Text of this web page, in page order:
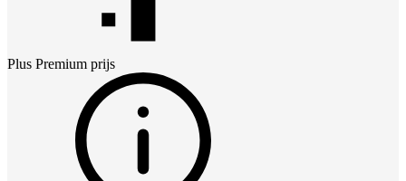
Plus Premium prijs